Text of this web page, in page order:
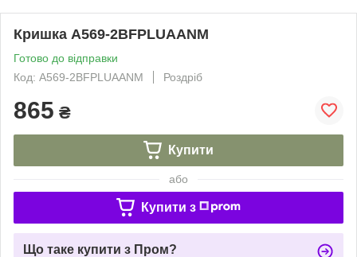
Кришка A569-2BFPLUAANM
Готово до відправки
Код: A569-2BFPLUAANM
Роздріб
865 ₴
Купити
або
Купити з
Що таке купити з Пром?